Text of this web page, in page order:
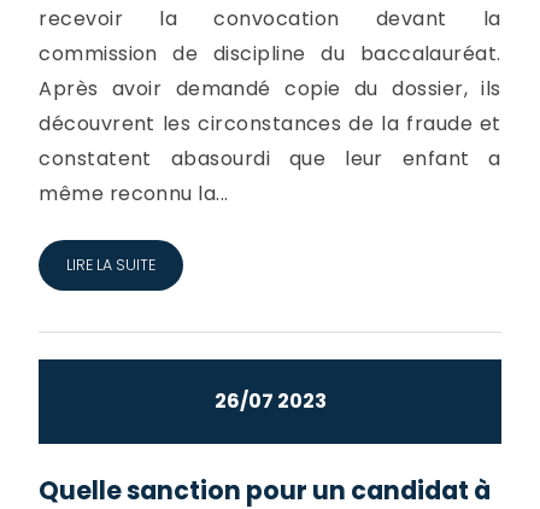
recevoir la convocation devant la
commission de discipline du baccalauréat.
Après avoir demandé copie du dossier, ils
découvrent les circonstances de la fraude et
constatent abasourdi que leur enfant a
même reconnu la...
LIRE LA SUITE
26/07 2023
Quelle sanction pour un candidat à